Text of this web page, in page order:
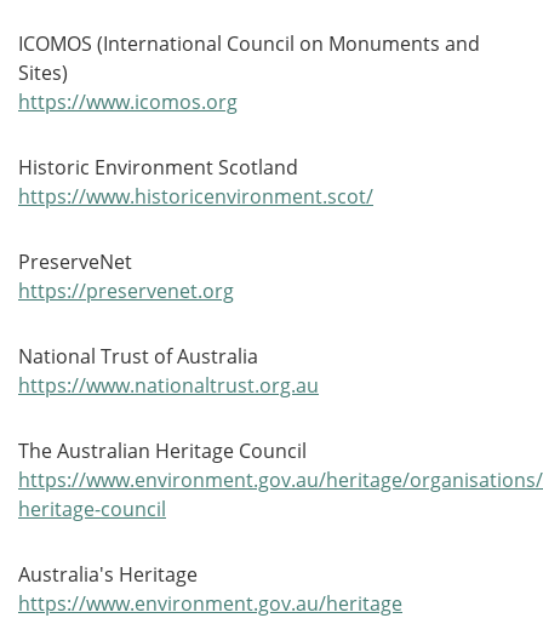
ICOMOS (International Council on Monuments and
Sites)
https://www.icomos.org
Historic Environment Scotland
https://www.historicenvironment.scot/
PreserveNet
https://preservenet.org
National Trust of Australia
https://www.nationaltrust.org.au
The Australian Heritage Council
https://www.environment.gov.au/heritage/
heritage-council
Australia's Heritage
https://www.environment.gov.au/heritage